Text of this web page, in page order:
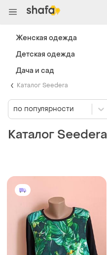
Каталог Seedera
Каталог Seedera
по популярности
Женская одежда
Детская одежда
Дача и сад